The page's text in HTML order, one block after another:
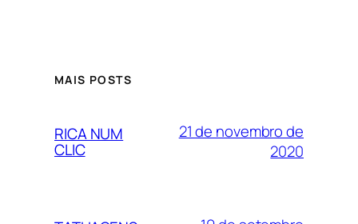
MAIS POSTS
RICA NUM
CLIC
21 de novembro de
2020